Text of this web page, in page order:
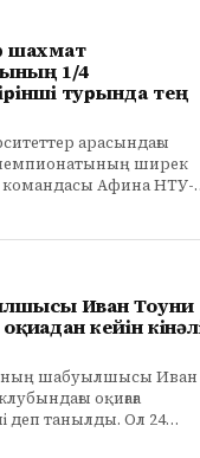
шахмат
1/4
турында тең
арасындағы
ширек
Афина НТУ-
Нөгербек пен
Иван Тоуни
кейін
шабуылшысы Иван
оқиғаға
деп танылды. Ол 24
тиіс. Толығырақ